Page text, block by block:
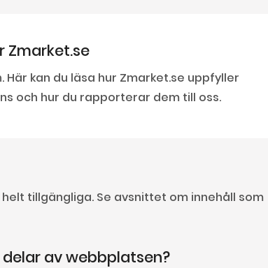
Zmarket.se
kan du läsa hur Zmarket.se uppfyller
och hur du rapporterar dem till oss.
tillgängliga. Se avsnittet om innehåll som
av webbplatsen?